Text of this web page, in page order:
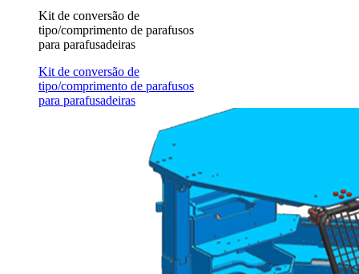
Kit de conversão de
tipo/comprimento de parafusos
para parafusadeiras
Kit de conversão de
tipo/comprimento de parafusos
para parafusadeiras